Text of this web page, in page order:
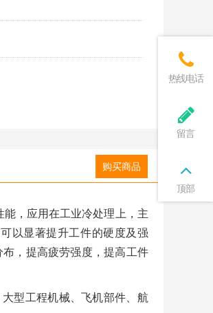
购买商品
，应用在工业冷处理上，主
以显著提升工件的硬度及强
，提高疲劳强度，提高工件
型工程机械、飞机部件、航
热线电话
留言
顶部